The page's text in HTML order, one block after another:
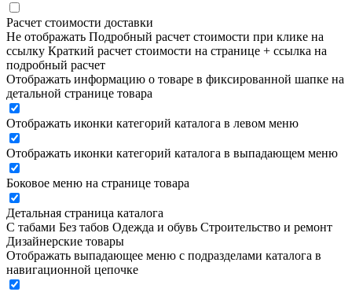
Расчет стоимости доставки
Не отображать Подробный расчет стоимости при клике на
ссылку Краткий расчет стоимости на странице + ссылка на
подробный расчет
Отображать информацию о товаре в фиксированной шапке на
детальной странице товара
Отображать иконки категорий каталога в левом меню
Отображать иконки категорий каталога в выпадающем меню
Боковое меню на странице товара
Детальная страница каталога
С табами Без табов Одежда и обувь Строительство и ремонт
Дизайнерские товары
Отображать выпадающее меню с подразделами каталога в
навигационной цепочке